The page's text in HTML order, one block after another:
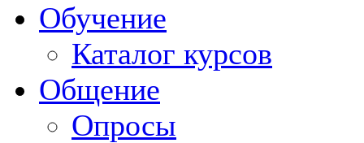
Обучение
Каталог курсов
Общение
Опросы